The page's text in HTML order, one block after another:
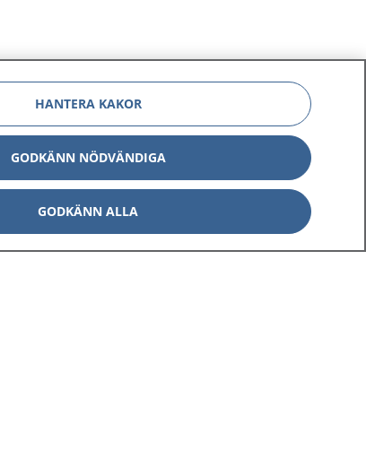
HANTERA KAKOR
GODKÄNN NÖDVÄNDIGA
GODKÄNN ALLA